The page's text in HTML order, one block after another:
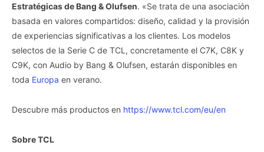
Estratégicas de Bang & Olufsen. «Se trata de una asociación
basada en valores compartidos: diseño, calidad y la provisión
de experiencias significativas a los clientes. Los modelos
selectos de la Serie C de TCL, concretamente el C7K, C8K y
C9K, con Audio by Bang & Olufsen, estarán disponibles en
toda Europa en verano.
Descubre más productos en https://www.tcl.com/eu/en
Sobre TCL